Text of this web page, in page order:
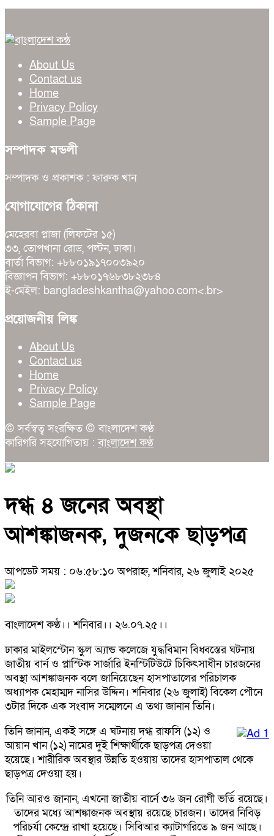
About Us
Contact us
Home
Privacy Policy
Sample Page
সম্পাদক মন্ডলী
সম্পাদক ও প্রকাশক : ফারুক খান
যোগাযোগের ঠিকানা
মেহেরবা প্লাজা (লিফটের ১৫)
৩৩, তোপখানা রোড, পল্টন, ঢাকা।
বার্তা বিভাগ: +৮৮০১৯১৭০০৩৯২০
বিজ্ঞাপন বিভাগ: +৮৮০১৭৬৮৩৮২৩৮৪
ই-মেইল: bangladeshkantha@yahoo.com<.br>
প্রয়োজনীয় লিঙ্ক
About Us
Contact us
Home
Privacy Policy
Sample Page
© সর্বস্বত্ব সংরক্ষিত © বাংলাদেশ কণ্ঠ
কারিগরি সহযোগিতায় :বাংলাদেশ কণ্ঠ
দগ্ধ ৪ জনের অবস্থা
আশঙ্কাজনক, দুজনকে ছাড়পত্র
আপডেট সময় : ০৬:৫৮:১০ অপরাহ্ন, শনিবার, ২৬ জুলাই ২০২৫
বাংলাদেশ কণ্ঠ।। শনিবার।। ২৬.০৭.২৫।।
ঢাকার মাইলস্টোন স্কুল অ্যান্ড কলেজে যুদ্ধবিমান বিধ্বস্তের ঘটনায়
জাতীয় বার্ন ও প্লাস্টিক সার্জারি ইনস্টিটিউটে চিকিৎসাধীন চারজনের
অবস্থা আশঙ্কাজনক বলে জানিয়েছেন হাসপাতালের পরিচালক
অধ্যাপক মেহাম্মদ নাসির উদ্দিন। শনিবার (২৬ জুলাই) বিকেল পৌনে
৩টার দিকে এক সংবাদ সম্মেলনে এ তথ্য জানান তিনি।
তিনি জানান, একই সঙ্গে এ ঘটনায় দগ্ধ রাফসি (১২) ও
আয়ান খান (১২) নামের দুই শিক্ষার্থীকে ছাড়পত্র দেওয়া
হয়েছে। শারীরিক অবস্থার উন্নতি হওয়ায় তাদের হাসপাতাল থেকে
ছাড়পত্র দেওয়া হয়।
তিনি আরও জানান, এখনো জাতীয় বার্নে ৩৬ জন রোগী ভর্তি রয়েছে।
তাদের মধ্যে আশঙ্কাজনক অবস্থায় রয়েছে চারজন। তাদের নিবিড়
পরিচর্যা কেন্দ্রে রাখা হয়েছে। সিবিআর ক্যাটাগরিতে ৯ জন আছে।